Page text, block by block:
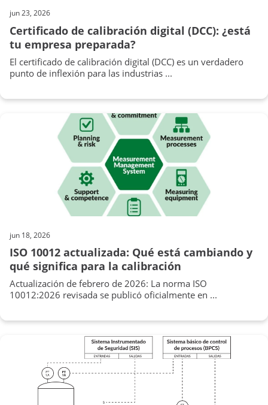
jun 23, 2026
Certificado de calibración digital (DCC): ¿está
tu empresa preparada?
El certificado de calibración digital (DCC) es un verdadero
punto de inflexión para las industrias ...
jun 18, 2026
ISO 10012 actualizada: Qué está cambiando y
qué significa para la calibración
Actualización de febrero de 2026: La norma ISO
10012:2026 revisada se publicó oficialmente en ...